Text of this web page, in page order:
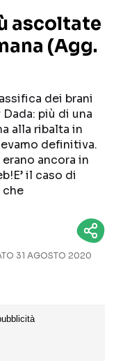
CANZONI
EVENTI
SHOW
ascoltate
(Agg.
dei brani
più di una
alla ribalta in
definitiva.
ancora in
il caso di
che
31 AGOSTO 2020